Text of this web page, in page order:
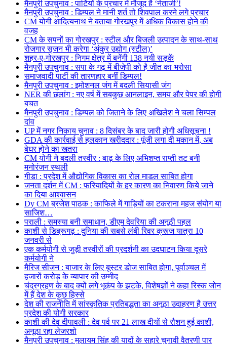
मैनपुरी उपचुनाव : पार्टियों के प्रचार में मौजूद है ‘नेताजी’!
मैनपुरी उपचुनाव : डिम्पल ने मानी शर्त तो शिवपाल करने लगे प्रचार
CM योगी आदित्यनाथ ने बताया गोरखपुर में अधिक विकास होने की
वजह
CM के सपनों का गोरखपुर : स्टील और बिजली उत्पादन के साथ-साथ
रोजगार सृजन भी करेगा ‘अंकुर उद्योग (स्टील)’
शहर-ए-गोरखपुर : निगम क्षेत्र में बनेंगी 138 नयी सड़कें
मैनपुरी उपचुनाव : सपा के गढ़ में बीजेपी को है जीत का भरोसा
समाजवादी पार्टी की तारणहार बनीं डिम्पल!
मैनपुरी उपचुनाव : इमोशनल जंग में बदली सियासी जंग
NER की छलांग : नए वर्ष में सबकुछ आनलाइन, समय और पेपर की होगी
बचत
मैनपुरी उपचुनाव : डिम्पल को जिताने के लिए अखिलेश ने चला सिम्पल
दांव
UP में नगर निकाय चुनाव : 8 दिसंबर के बाद जारी होगी अधिसूचना !
GDA की कार्रवाई से हलकान खरीददार : पूंजी लगा दी मकान में, अब
बेघर होने का खतरा
CM योगी ने बदली तस्वीर : बाढ़ के लिए अभिशप्त राप्ती तट बनी
मनोरंजन स्थली
गीडा : प्रदेश में औद्योगिक विकास का रोल माडल साबित होगा
जनता दर्शन में CM : फरियादियों के हर कारण का निवारण किये जाने
का दिया आश्वासन
Dy CM ब्रजेश पाठक : काफिले में गाड़ियों का टकराना महज संयोग या
साजिश…
पराली : समस्या बनी समाधान, डीएम देवरिया की अनूठी पहल
काशी से डिब्रूगढ़ : दुनिया की सबसे लंबी रिवर क्रूज यात्रा 10
जनवरी से
एक कर्मयोगी से जुड़ी तस्वीरों की प्रदर्शनी का उदघाटन किया दूसरे
कर्मयोगी ने
मैरिज सीजन : बाजार के लिए बूस्टर डोज साबित होगा, पूर्वाञ्चल में
हजारों करोड़ के व्यापार की उम्मीद
चंद्रग्रहण के बाद क्यों लगे भूकंप के झटके, विशेषज्ञों ने कहा रिस्क जोन
में हैं देश के कुछ हिस्से
देश की राजनीति में सांस्कृतिक प्रतिबद्धता का अनूठा उदाहरण है उत्तर
प्रदेश की योगी सरकार
काशी की देव दीपावली : देव पर्व पर 21 लाख दीयों से रौशन हुई काशी,
अनूठा रहा लेजरशो
मैनपुरी उपचुनाव : मुलायम सिंह की यादों के सहारे चुनावी वैतरणी पार